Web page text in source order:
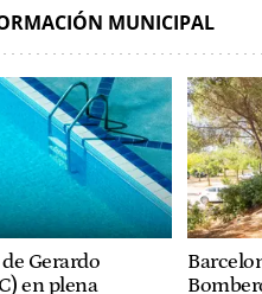
MUNICIPAL
Gerardo
en plena